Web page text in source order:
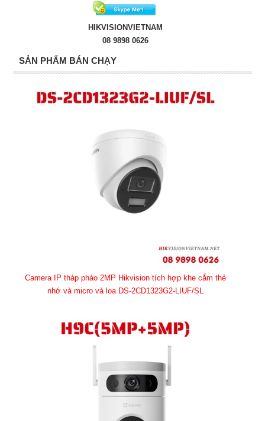
HIKVISIONVIETNAM
08 9898 0626
SẢN PHẨM BÁN CHẠY
Camera IP tháp pháo 2MP Hikvision tích hợp khe cắm thẻ
nhớ và micro và loa DS-2CD1323G2-LIUF/SL